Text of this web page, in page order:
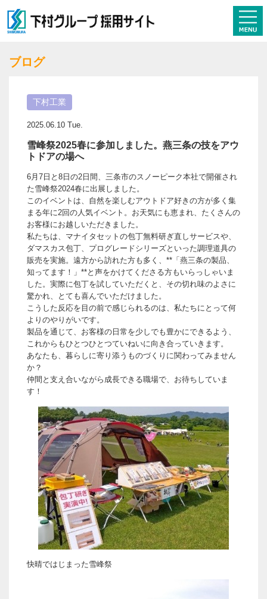
ブログ
下村工業
2025.06.10 Tue.
雪峰祭2025春に参加しました。燕三条の技をアウ
トドアの場へ
6月7日と8日の2日間、三条市のスノーピーク本社で開催され
た雪峰祭2024春に出展しました。
このイベントは、自然を楽しむアウトドア好きの方が多く集
まる年に2回の人気イベント。お天気にも恵まれ、たくさんの
お客様にお越しいただきました。
私たちは、マナイタセットの包丁無料研ぎ直しサービスや、
ダマスカス包丁、プログレードシリーズといった調理道具の
販売を実施。遠方から訪れた方も多く、**「燕三条の製品、
知ってます！」**と声をかけてくださる方もいらっしゃいま
した。実際に包丁を試していただくと、その切れ味のよさに
驚かれ、とても喜んでいただけました。
こうした反応を目の前で感じられるのは、私たちにとって何
よりのやりがいです。
製品を通じて、お客様の日常を少しでも豊かにできるよう、
これからもひとつひとつていねいに向き合っていきます。
あなたも、暮らしに寄り添うものづくりに関わってみません
か？
仲間と支え合いながら成長できる職場で、お待ちしていま
す！
快晴ではじまった雪峰祭